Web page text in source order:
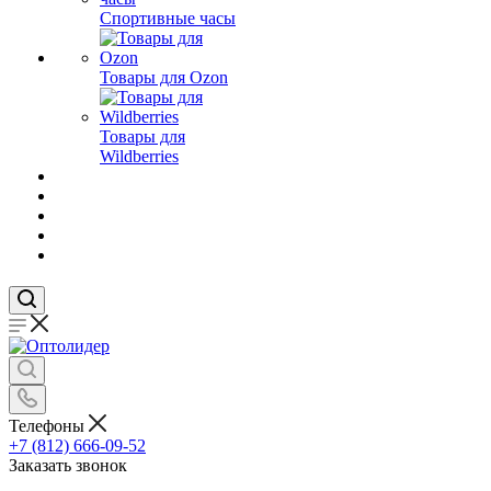
Спортивные часы
Товары для Ozon
Товары для
Wildberries
Телефоны
+7 (812) 666-09-52
Заказать звонок